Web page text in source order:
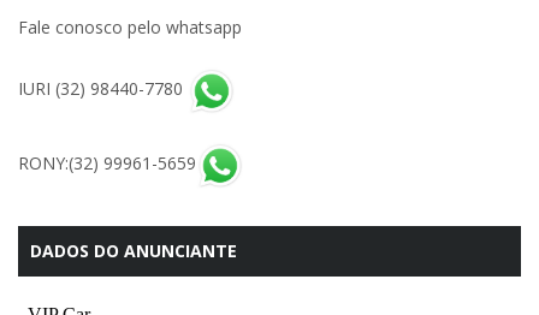
Fale conosco pelo whatsapp
IURI (32) 98440-7780
RONY:(32) 99961-5659
DADOS DO ANUNCIANTE